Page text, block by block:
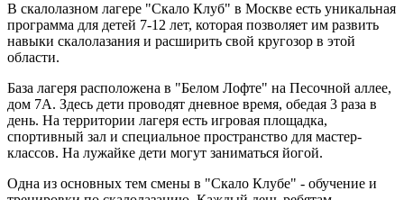
В скалолазном лагере "Скало Клуб" в Москве есть уникальная
программа для детей 7-12 лет, которая позволяет им развить
навыки скалолазания и расширить свой кругозор в этой
области.
База лагеря расположена в "Белом Лофте" на Песочной аллее,
дом 7А. Здесь дети проводят дневное время, обедая 3 раза в
день. На территории лагеря есть игровая площадка,
спортивный зал и специальное пространство для мастер-
классов. На лужайке дети могут заниматься йогой.
Одна из основных тем смены в "Скало Клубе" - обучение и